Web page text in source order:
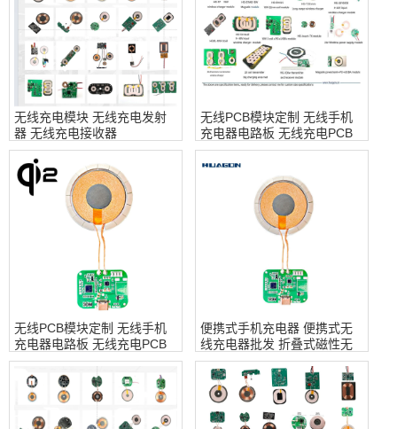
无线充电模块 无线充电发射
器 无线充电接收器
无线PCB模块定制 无线手机
充电器电路板 无线充电PCB
模块
无线PCB模块定制 无线手机
充电器电路板 无线充电PCB
模块 无线充电器原型 无线充
电器Pcba
便携式手机充电器 便携式无
线充电器批发 折叠式磁性无
线便携式充电器